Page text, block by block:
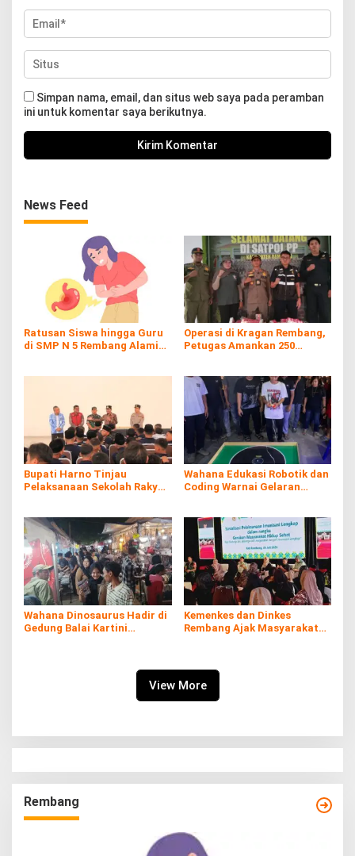
Simpan nama, email, dan situs web saya pada peramban
ini untuk komentar saya berikutnya.
News Feed
Ratusan Siswa hingga Guru
di SMP N 5 Rembang Alami
Operasi di Kragan Rembang,
Petugas Amankan 250
Bupati Harno Tinjau
Pelaksanaan Sekolah Rakyat
Wahana Edukasi Robotik dan
Coding Warnai Gelaran
Wahana Dinosaurus Hadir di
Gedung Balai Kartini
Kemenkes dan Dinkes
Rembang Ajak Masyarakat
View More
Rembang